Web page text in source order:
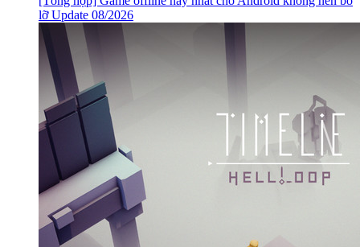
lỡ Update 08/2026